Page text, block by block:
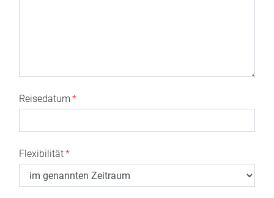
Reisedatum *
Flexibilität*